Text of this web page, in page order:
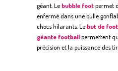
géant. Le bubble footpermet
enfermé dans une bulle
chocs hilarants. Le but de
géante footballpermettent
précision et la puissance des